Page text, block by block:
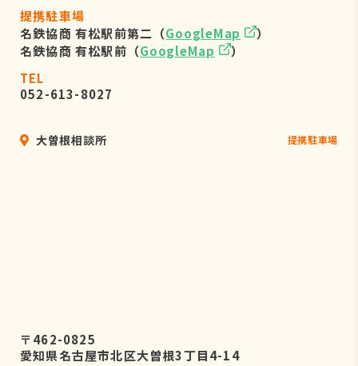
提携駐車場
名鉄協商 有松駅前第二（GoogleMap
）
名鉄協商 有松駅前（GoogleMap
）
TEL
052-613-8027
大曽根相談所 提携駐車場
〒462-0825
愛知県名古屋市北区大曽根3丁目4-14